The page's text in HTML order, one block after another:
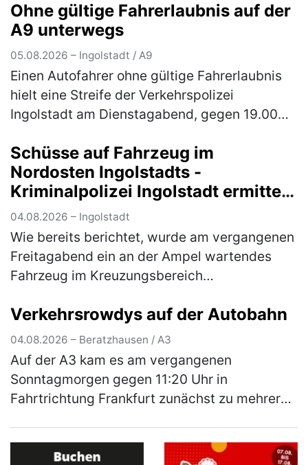
(mehr)
Ohne gültige Fahrerlaubnis auf der
A9 unterwegs
05.08.2026 – Ingolstadt / A9
Einen Autofahrer ohne gültige Fahrerlaubnis
hielt eine Streife der Verkehrspolizei
Ingolstadt am Dienstagabend, gegen 19.00
Ingolstadt wohnhafte Inder war …
Schüsse auf Fahrzeug im
Nordosten Ingolstadts -
Kriminalpolizei Ingolstadt ermittelt
mit Hochdruck und wendet sich an
die Öffentlichkeit
04.08.2026 – Ingolstadt
Wie bereits berichtet, wurde am vergangenen
Freitagabend ein an der Ampel wartendes
Fahrzeug im Kreuzungsbereich
und dadurch an der linken hinteren
Fahrzeugse…(mehr)
Verkehrsrowdys auf der Autobahn
04.08.2026 – Beratzhausen / A3
Auf der A3 kam es am vergangenen
Sonntagmorgen gegen 11:20 Uhr in
Fahrtrichtung Frankfurt zunächst zu mehreren
überholt…(mehr)